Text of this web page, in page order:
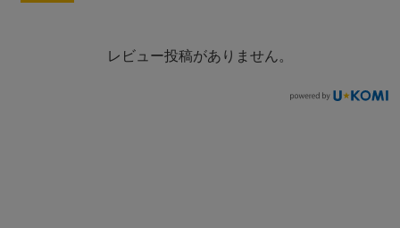
レビュー投稿がありません。